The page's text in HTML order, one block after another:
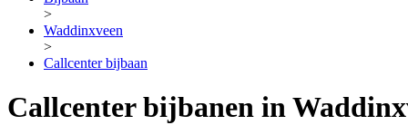
>
Waddinxveen
>
Callcenter bijbaan
Callcenter bijbanen in